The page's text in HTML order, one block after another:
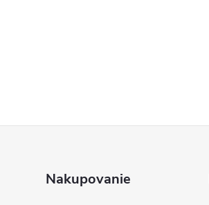
Nakupovanie